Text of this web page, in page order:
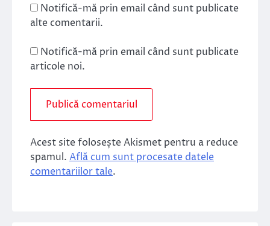
Notifică-mă prin email când sunt publicate
alte comentarii.
Notifică-mă prin email când sunt publicate
articole noi.
Acest site folosește Akismet pentru a reduce
spamul. Află cum sunt procesate datele
comentariilor tale.